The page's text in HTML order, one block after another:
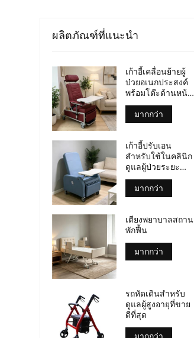
ผลิตภัณฑ์ที่แนะนำ
เก้าอี้เคลื่อนย้ายผู้
ป่วยอเนกประสงค์
พร้อมโต๊ะด้านหน้า
และล้อเลื่อน ได้รับ
การรับรอง
มาตรฐาน CE และ
มากกว่า
เก้าอี้ปรับเอน
สำหรับใช้ในคลินิก
ดูแลผู้ป่วยระยะ
สุดท้าย พร้อมถาด
วางของในตัว เก้าอี้
ผู้ป่วยเคลื่อนที่
ป่วยระยะสุดท้าย
มากกว่า
เตียงพยาบาลสถาน
พักฟื้น
มากกว่า
รถหัดเดินสำหรับ
ดูแลผู้สูงอายุที่ขาย
ดีที่สุด